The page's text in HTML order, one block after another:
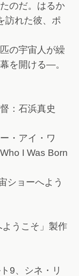
のだ。はるか
訪れた彼、ポ
の宇宙人が繰
を開ける―。
：石浜真史
・アイ・ワ
I Was Born
ショーへよう
うこそ」製作
9、シネ・リ